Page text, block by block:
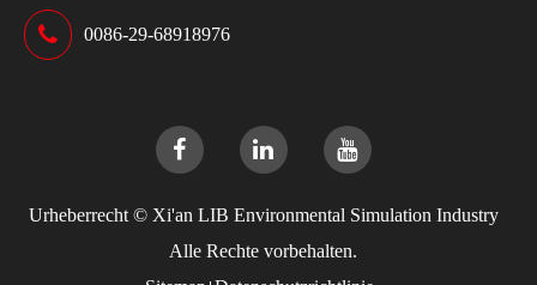
0086-29-68918976
Urheberrecht © Xi'an LIB Environmental Simulation Industry
Alle Rechte vorbehalten.